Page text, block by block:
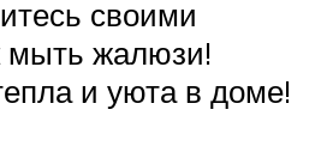
своими
мыть жалюзи!
и уюта в доме!